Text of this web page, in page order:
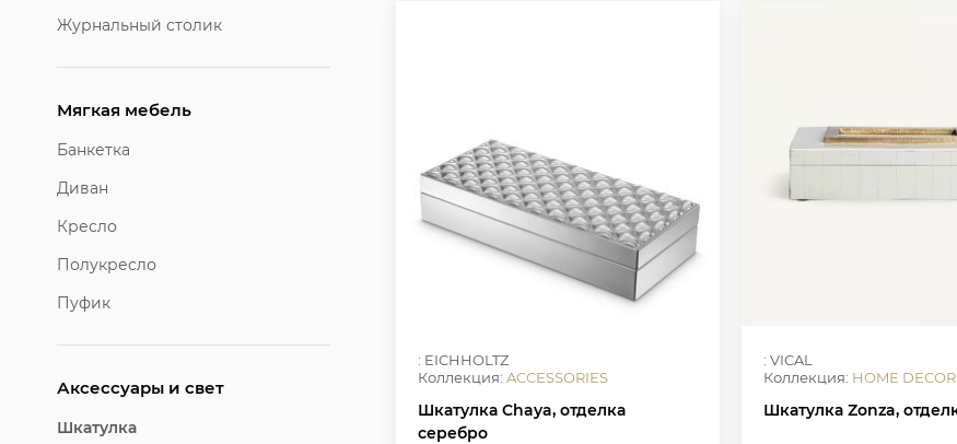
Журнальный столик
Мягкая мебель
Банкетка
Диван
Кресло
Полукресло
Пуфик
Аксессуары и свет
Шкатулка
: EICHHOLTZ
Коллекция: ACCESSORIES
Шкатулка Chaya, отделка
серебро
: VICAL
Коллекция: HOME DECOR
Шкатулка Zonza,